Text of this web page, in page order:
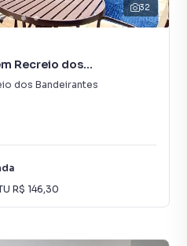
32
Recreio dos
dos Bandeirantes
R$ 146,30